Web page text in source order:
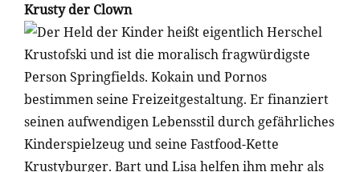
Krusty der Clown
Der Held der Kinder heißt eigentlich Herschel
Krustofski und ist die moralisch fragwürdigste
Person Springfields. Kokain und Pornos
bestimmen seine Freizeitgestaltung. Er finanziert
seinen aufwendigen Lebensstil durch gefährliches
Kinderspielzeug und seine Fastfood-Kette
Krustyburger. Bart und Lisa helfen ihm mehr als